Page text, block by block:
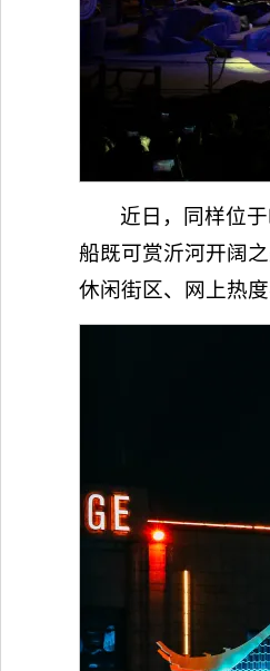
近日，同样位
船既可赏沂河开阔
休闲街区、网上热